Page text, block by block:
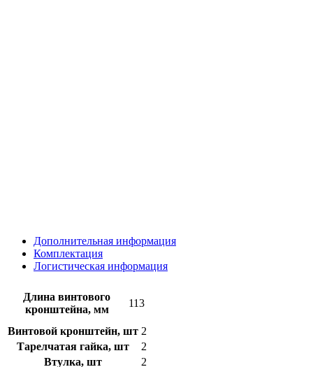
Дополнительная информация
Комплектация
Логистическая информация
Длина винтового
кронштейна, мм
113
Винтовой кронштейн, шт 2
Тарелчатая гайка, шт
2
Втулка, шт
2